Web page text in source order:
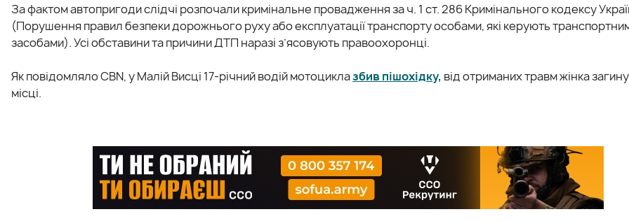
За фактом автопригоди слідчі розпочали кримінальне провадження за ч. 1 ст. 286 Кримінального кодексу
(Порушення правил безпеки дорожнього руху або експлуатації транспорту особами, які керують
засобами). Усі обставини та причини ДТП наразі з’ясовують правоохоронці.
Як повідомляло CBN, у Малій Висці 17-річний водій мотоциклазбив пішохідку, від отриманих травм жінка
місці.